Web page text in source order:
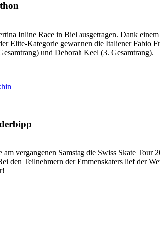
Inline Race in Biel ausgetragen. Dank
Elite-Kategorie gewannen die Italiener Fabio
und Deborah Keel (3. Gesamtrang).
vergangenen Samstag die Swiss Skate
den Teilnehmern der Emmenskaters lief der